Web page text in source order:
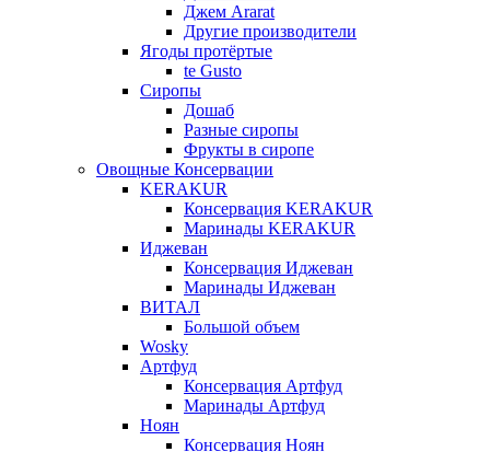
Джем Ararat
Другие производители
Ягоды протёртые
te Gusto
Сиропы
Дошаб
Разные сиропы
Фрукты в сиропе
Овощные Консервации
KERAKUR
Консервация KERAKUR
Маринады KERAKUR
Иджеван
Консервация Иджеван
Маринады Иджеван
ВИТАЛ
Большой объем
Wosky
Артфуд
Консервация Артфуд
Маринады Артфуд
Ноян
Консервация Ноян